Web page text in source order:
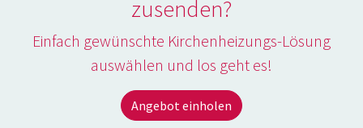
zusenden?
Einfach gewünschte Kirchenheizungs-Lösung
auswählen und los geht es!
Angebot einholen